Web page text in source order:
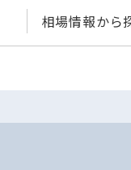
相場情報から